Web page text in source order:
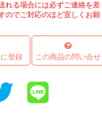
れる場合には必ずご連絡を差
のでご対応のほど宜しくお願
登録 この商品の問い合せ